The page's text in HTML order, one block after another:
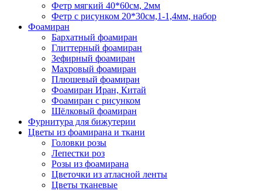
Фетр мягкий 40*60см, 2мм
Фетр с рисунком 20*30см,1-1,4мм, набор
Фоамиран
Бархатный фоамиран
Глиттерный фоамиран
Зефирный фоамиран
Махровый фоамиран
Плюшевый фоамиран
Фоамиран Иран, Китай
Фоамиран с рисунком
Шёлковый фоамиран
Фурнитура для бижутерии
Цветы из фоамирана и ткани
Головки розы
Лепестки роз
Розы из фоамирана
Цветочки из атласной ленты
Цветы тканевые